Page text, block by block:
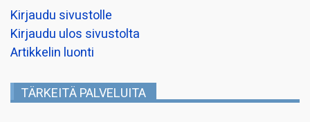
Kirjaudu sivustolle
Kirjaudu ulos sivustolta
Artikkelin luonti
TÄRKEITÄ PALVELUITA